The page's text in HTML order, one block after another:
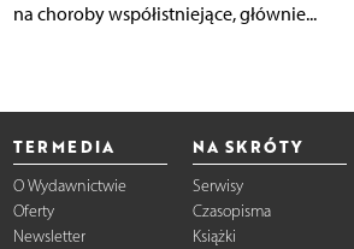
na choroby współistniejące, głównie...
TERMEDIA
O Wydawnictwie
Oferty
Newsletter
NA SKRÓTY
Serwisy
Czasopisma
Książki